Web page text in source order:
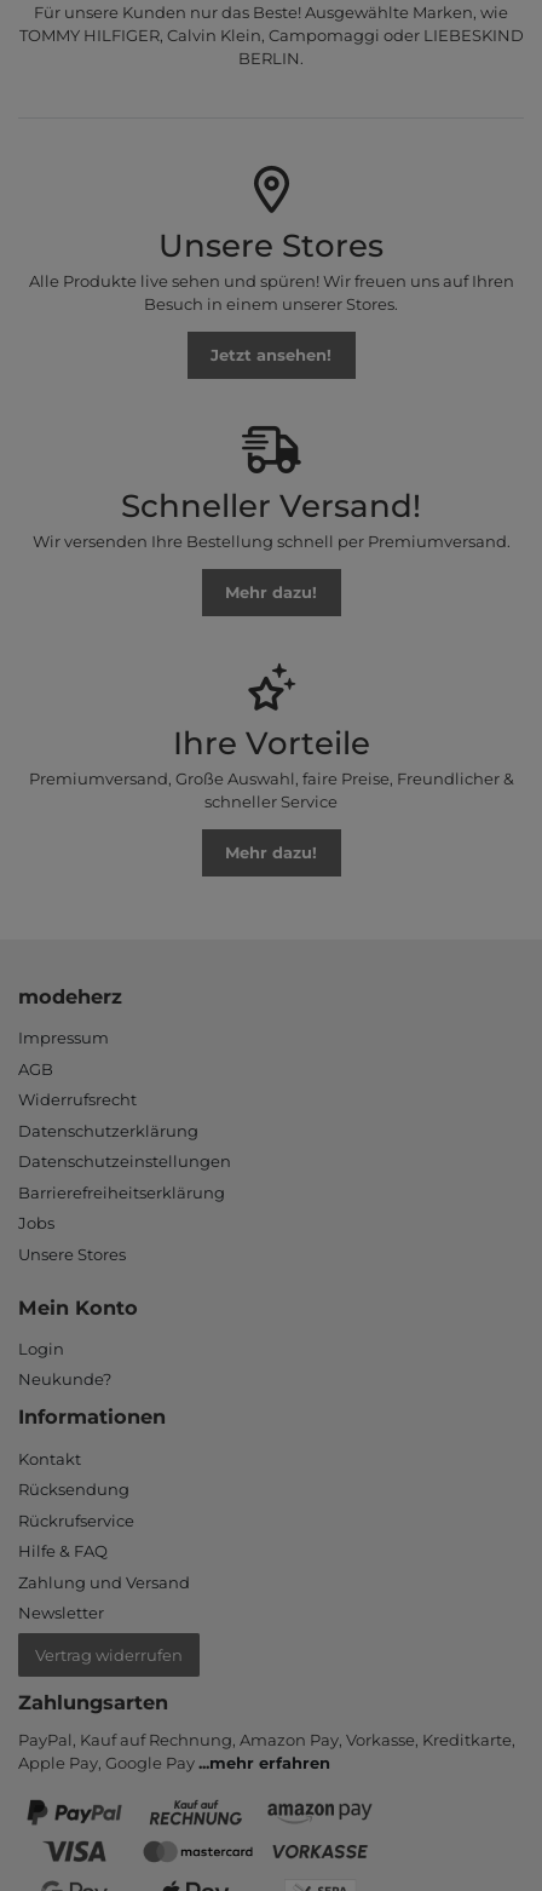
Für unsere Kunden nur das Beste! Ausgewählte Marken, wie
TOMMY HILFIGER, Calvin Klein, Campomaggi oder LIEBESKIND
BERLIN.
Unsere Stores
Alle Produkte live sehen und spüren! Wir freuen uns auf Ihren
Besuch in einem unserer Stores.
Jetzt ansehen!
Schneller Versand!
Wir versenden Ihre Bestellung schnell per Premiumversand.
Mehr dazu!
Ihre Vorteile
Premiumversand, Große Auswahl, faire Preise, Freundlicher &
schneller Service
Mehr dazu!
modeherz
Impressum
AGB
Widerrufsrecht
Datenschutzerklärung
Datenschutzeinstellungen
Barrierefreiheitserklärung
Jobs
Unsere Stores
Mein Konto
Login
Neukunde?
Informationen
Kontakt
Rücksendung
Rückrufservice
Hilfe & FAQ
Zahlung und Versand
Newsletter
Vertrag widerrufen
Zahlungsarten
PayPal, Kauf auf Rechnung, Amazon Pay, Vor­kasse, Kredit­karte,
Apple Pay, Google Pay...mehr erfahren